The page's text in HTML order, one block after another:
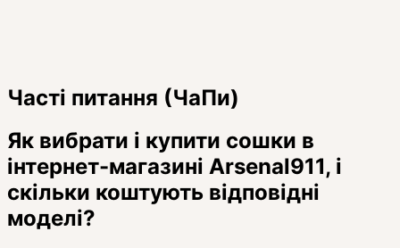
Часті питання (ЧаПи)
Як вибрати і купити сошки в
інтернет-магазині Arsenal911, і
скільки коштують відповідні
моделі?